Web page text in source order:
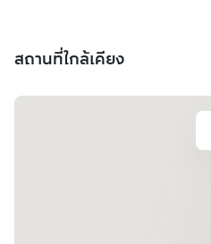
สถานที่ใกล้เคียง